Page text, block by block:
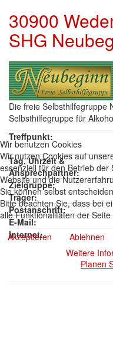
30900
SHG
Die freie Selbsthilfegruppe
Selbsthilfegruppe für
Treffpunkt:
Tag, Uhrzeit &
Ansprechpartner:
Zielgruppe:
Träger:
Postanschrift:
E-Mail:
Internet:
Planen
Wir benutzen Cookies
Wir nutzen Cookies auf
essenziell für den Betrieb
Website und die
Sie können selbst
Bitte beachten Sie, dass bei
alle Funktionalitäten der
Akzeptieren
Ablehnen
Weitere